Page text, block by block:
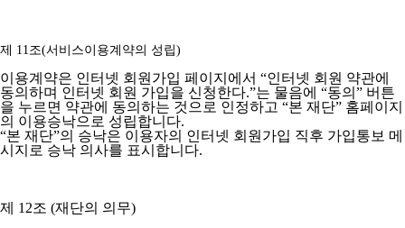
제 11조(서비스이용계약의 성립)
이용계약은 인터넷 회원가입 페이지에서 “인터넷 회원 약관에
동의하며 인터넷 회원 가입을 신청한다.”는 물음에 “동의” 버튼
을 누르면 약관에 동의하는 것으로 인정하고 “본 재단” 홈페이지
의 이용승낙으로 성립합니다.
“본 재단”의 승낙은 이용자의 인터넷 회원가입 직후 가입통보 메
시지로 승낙 의사를 표시합니다.
제 12조 (재단의 의무)